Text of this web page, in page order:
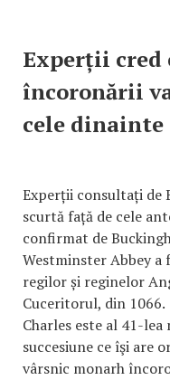
Experții cred
încoronării
cele dinainte
Experții consultați de
scurtă față de cele
confirmat de
Westminster Abbey
regilor și reginelor
Cuceritorul, din 1066.
Charles este al 41-
succesiune ce îşi are
vârsnic monarh